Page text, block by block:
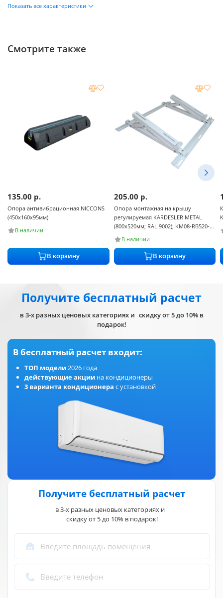
Показать все характеристики
Размеры и вес
Смотрите также
135.00 р.
Опора антивибрационная NICCONS
(450х160х95мм)
В наличии
В корзину
205.00 р.
Опора монтажная на крышу
регулируемая KARDESLER METAL
(800х520мм; RAL 9002); KM08-RB520-
EH-W
В наличии
В корзину
Получите бесплатный расчет
в 3-х разных ценовых категориях и скидку от 5 до 10% в
подарок!
В бесплатный расчет входит:
ТОП модели2026 года
действующие акции на кондиционеры
3 варианта кондиционера с установкой
Получите бесплатный расчет
в 3-х разных ценовых категориях и
скидку от 5 до 10% в подарок!
Введите площадь помещения
Введите телефон